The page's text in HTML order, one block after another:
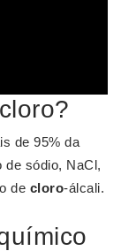
de 95% da
de sódio, NaCl,
de cloro-álcali.